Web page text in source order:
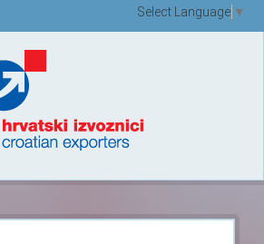
Select Language ▼